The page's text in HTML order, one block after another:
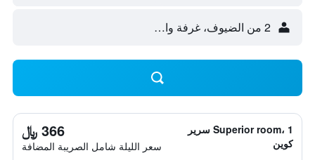
2 من الضيوف، غرفة واحدة
Superior room، 1 سرير
كوين
366 ﷼
سعر الليلة شامل الصريبة المضافة